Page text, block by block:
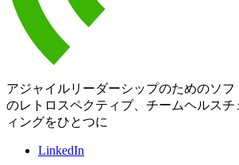
アジャイルリーダーシップのためのソ
のレトロスペクティブ、チームヘルスチ
ィングをひとつに
LinkedIn